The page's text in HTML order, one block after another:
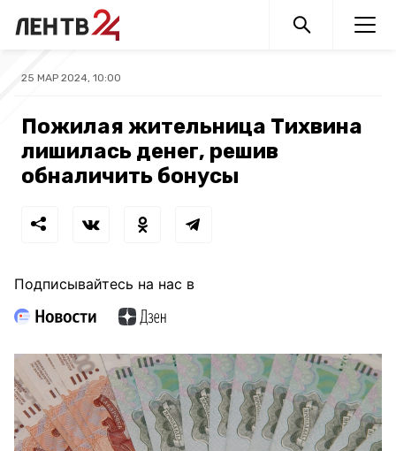
25 МАР 2024, 10:00
Пожилая жительница Тихвина
лишилась денег, решив
обналичить бонусы
Подписывайтесь на нас в